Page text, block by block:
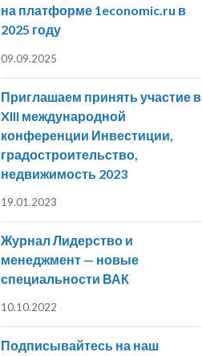
на платформе 1economic.ru в
2025 году
09.09.2025
Приглашаем принять участие в
XIII международной
конференции Инвестиции,
градостроительство,
недвижимость 2023
19.01.2023
Журнал Лидерство и
менеджмент — новые
специальности ВАК
10.10.2022
Подписывайтесь на наш